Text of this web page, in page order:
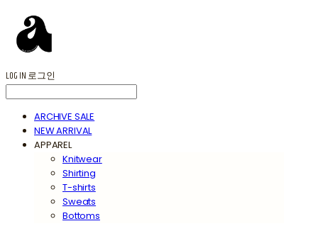
LOG IN 로그인
ARCHIVE SALE
NEW ARRIVAL
APPAREL
Knitwear
Shirting
T-shirts
Sweats
Bottoms